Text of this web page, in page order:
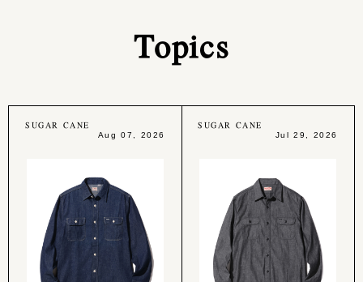
Topics
SUGAR CANE
Aug 07, 2026
SUGAR CANE
Jul 29, 2026